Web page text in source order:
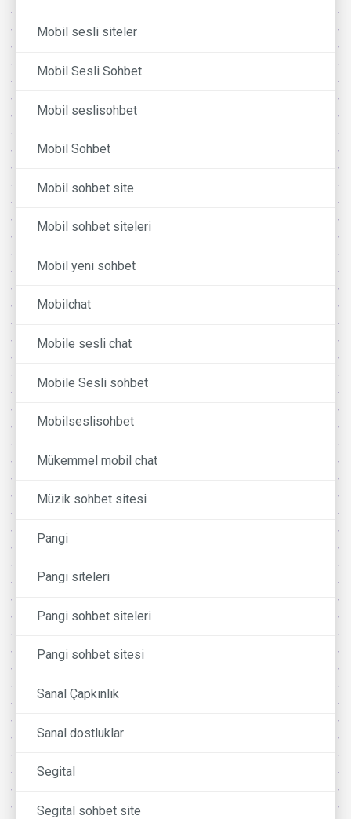
Mobil sesli siteler
Mobil Sesli Sohbet
Mobil seslisohbet
Mobil Sohbet
Mobil sohbet site
Mobil sohbet siteleri
Mobil yeni sohbet
Mobilchat
Mobile sesli chat
Mobile Sesli sohbet
Mobilseslisohbet
Mükemmel mobil chat
Müzik sohbet sitesi
Pangi
Pangi siteleri
Pangi sohbet siteleri
Pangi sohbet sitesi
Sanal Çapkınlık
Sanal dostluklar
Segital
Segital sohbet site